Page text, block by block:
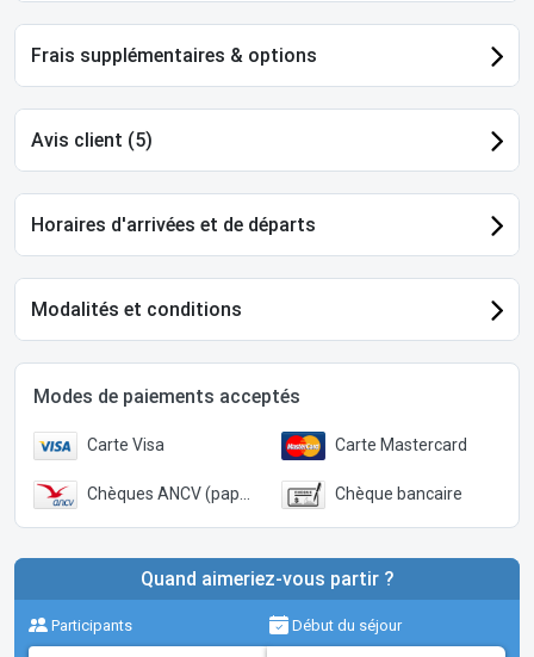
Frais supplémentaires & options
Avis client (5)
Horaires d'arrivées et de départs
Modalités et conditions
Modes de paiements acceptés
Carte Visa Carte Mastercard
Chèques ANCV (papier) Chèque bancaire
Quand aimeriez-vous partir ?
Participants Début du séjour